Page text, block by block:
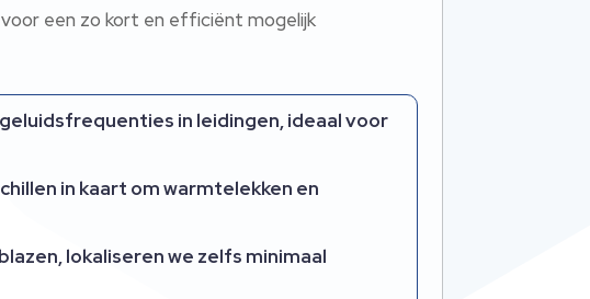
een zo kort en efficiënt mogelijk
in leidingen, ideaal voor
in kaart om warmtelekken en
lokaliseren we zelfs minimaal